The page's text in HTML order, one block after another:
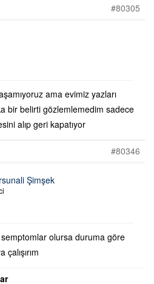
#80305
ama evimiz yazları
bir belirti gözlemlemedim sadece
alıp geri kapatıyor
#80346
Şimşek
olursa duruma göre
çalışırım